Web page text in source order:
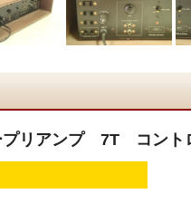
リアンプ 7T コント